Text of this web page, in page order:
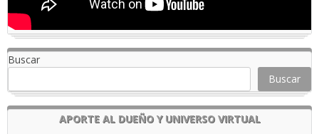
Buscar
Buscar
APORTE AL DUEÑO Y UNIVERSO VIRTUAL